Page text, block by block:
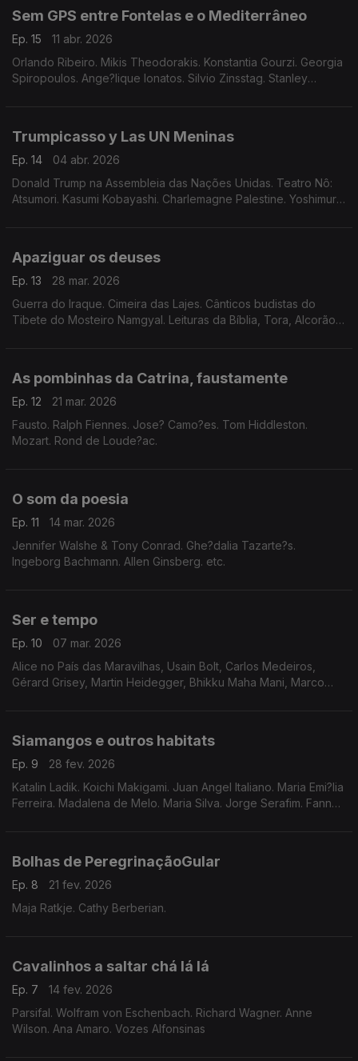
Sem GPS entre Fontelas e o Mediterrâneo
Ep. 15
11 abr. 2026
Orlando Ribeiro. Mikis Theodorakis. Konstantia Gourzi. Georgia
Spiropoulos. Ange?lique Ionatos. Silvio Zinsstag. Stanley
Trumpicasso y Las UN Meninas
Ep. 14
04 abr. 2026
Donald Trump na Assembleia das Nações Unidas. Teatro Nô:
Atsumori. Kasumi Kobayashi. Charlemagne Palestine. Yoshimura
Apaziguar os deuses
Ep. 13
28 mar. 2026
Guerra do Iraque. Cimeira das Lajes. Cânticos budistas do
Tibete do Mosteiro Namgyal. Leituras da Bíblia, Tora, Alcorão,
As pombinhas da Catrina, faustamente
Ep. 12
21 mar. 2026
Fausto. Ralph Fiennes. Jose? Camo?es. Tom Hiddleston.
Mozart. Rond de Loude?ac.
O som da poesia
Ep. 11
14 mar. 2026
Jennifer Walshe & Tony Conrad. Ghe?dalia Tazarte?s.
Ingeborg Bachmann. Allen Ginsberg. etc.
Ser e tempo
Ep. 10
07 mar. 2026
Alice no País das Maravilhas, Usain Bolt, Carlos Medeiros,
Gérard Grisey, Martin Heidegger, Bhikku Maha Mani, Marco
Siamangos e outros habitats
Ep. 9
28 fev. 2026
Katalin Ladik. Koichi Makigami. Juan Angel Italiano. Maria Emi?lia
Ferreira. Madalena de Melo. Maria Silva. Jorge Serafim. Fanny
Bolhas de PeregrinaçãoGular
Ep. 8
21 fev. 2026
Maja Ratkje. Cathy Berberian.
Cavalinhos a saltar chá lá lá
Ep. 7
14 fev. 2026
Parsifal. Wolfram von Eschenbach. Richard Wagner. Anne
Wilson. Ana Amaro. Vozes Alfonsinas